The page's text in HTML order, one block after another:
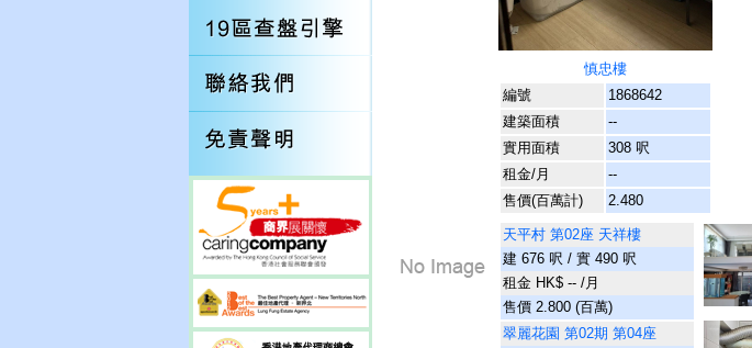
慎忠樓
編號
1868642
建築面積
--
實用面積
308 呎
租金/月
--
售價(百萬計)
2.480
天平村 第02座 天祥樓
建 676 呎 / 實 490 呎
租金 HK$ -- /月
售價 2.800 (百萬)
翠麗花園 第02期 第04座